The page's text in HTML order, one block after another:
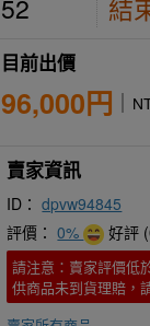
52 結
目前出價
96,000円
賣家資訊
ID：dpvw94845
評價：0% 好評
請注意：賣家評價低
供商品未到貨理賠，